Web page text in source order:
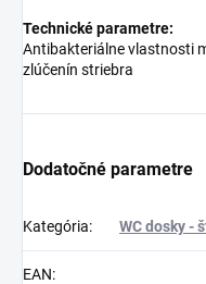
Technické parametre:
Antibakteriálne vlastnosti
zlúčenín striebra
Dodatočné parametre
Kategória: WC dosky -
EAN: